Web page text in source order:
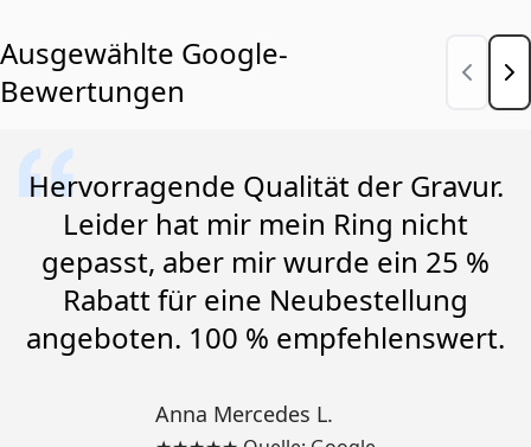
Ausgewählte Google-
Bewertungen
Hervorragende Qualität der Gravur.
Leider hat mir mein Ring nicht
gepasst, aber mir wurde ein 25 %
Rabatt für eine Neubestellung
angeboten. 100 % empfehlenswert.
Anna Mercedes L.